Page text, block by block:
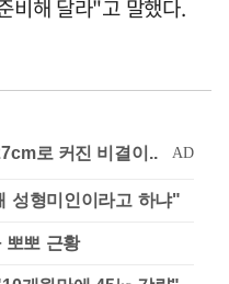
비해 달라"고 말했다.
성형미인이라고 하냐"
뽀뽀 근황